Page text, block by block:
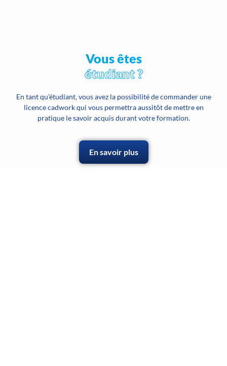
Vous êtes
étudiant ?
En tant qu’étudiant, vous avez la possibilité de commander une
licence cadwork qui vous permettra aussitôt de mettre en
pratique le savoir acquis durant votre formation.
En savoir plus